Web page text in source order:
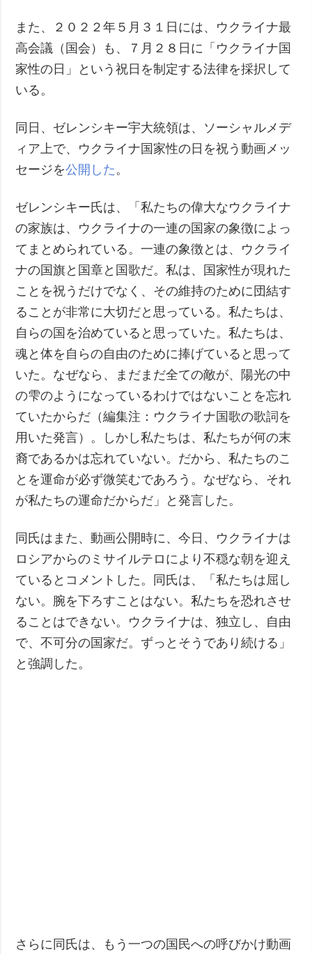
また、２０２２年５月３１日には、ウクライナ最
高会議（国会）も、７月２８日に「ウクライナ国
家性の日」という祝日を制定する法律を採択して
いる。
同日、ゼレンシキー宇大統領は、ソーシャルメデ
ィア上で、ウクライナ国家性の日を祝う動画メッ
セージを公開した 。
ゼレンシキー氏は、「私たちの偉大なウクライナ
の家族は、ウクライナの一連の国家の象徴によっ
てまとめられている。一連の象徴とは、ウクライ
ナの国旗と国章と国歌だ。私は、国家性が現れた
ことを祝うだけでなく、その維持のために団結す
ることが非常に大切だと思っている。私たちは、
自らの国を治めていると思っていた。私たちは、
魂と体を自らの自由のために捧げていると思って
いた。なぜなら、まだまだ全ての敵が、陽光の中
の雫のようになっているわけではないことを忘れ
ていたからだ（編集注：ウクライナ国歌の歌詞を
用いた発言）。しかし私たちは、私たちが何の末
裔であるかは忘れていない。だから、私たちのこ
とを運命が必ず微笑むであろう。なぜなら、それ
が私たちの運命だからだ」と発言した。
同氏はまた、動画公開時に、今日、ウクライナは
ロシアからのミサイルテロにより不穏な朝を迎え
ているとコメントした。同氏は、「私たちは屈し
ない。腕を下ろすことはない。私たちを恐れさせ
ることはできない。ウクライナは、独立し、自由
で、不可分の国家だ。ずっとそうであり続ける」
と強調した。
さらに同氏は、もう一つの国民への呼びかけ動画